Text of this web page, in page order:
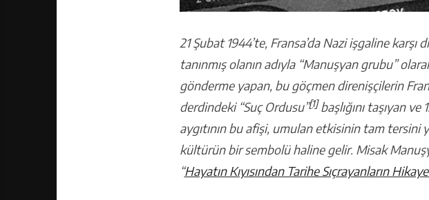
21 Şubat 1944’te, Fransa’da Nazi işgaline
tanınmış olanın adıyla “Manuşyan grubu”
gönderme yapan, bu göçmen direnişçilerin
derdindeki “Suç Ordusu”[1]başlığını taşıyan
aygıtının bu afişi, umulan etkisinin tam tersini
kültürün bir sembolü haline gelir. Misak
“Hayatın Kıyısından Tarihe Sıçrayanların